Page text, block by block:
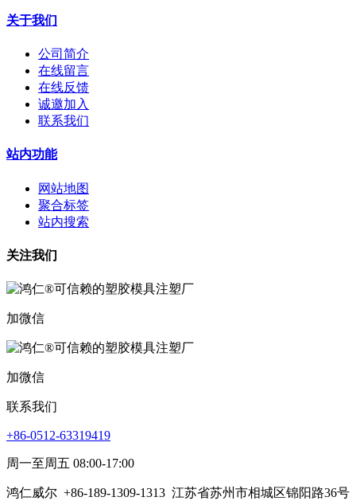
关于我们
公司简介
在线留言
在线反馈
诚邀加入
联系我们
站内功能
网站地图
聚合标签
站内搜索
关注我们
加微信
加微信
联系我们
+86-0512-63319419
周一至周五 08:00-17:00
鸿仁威尔 +86-189-1309-1313 江苏省苏州市相城区锦阳路36号